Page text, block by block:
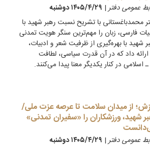
عمومی دفتر| ۱۴۰۵/۴/۲۹ دوشنبه
محمدباغستانی با تشریح نسبت رهبر شهید با
فارسی، زبان را مهم‌ترین سنگر هویت تمدنی
شهید با بهره‌گیری از ظرفیت شعر و ادبیات،
داد که در آن قدرت سیاسی، لطافت
در کنار یکدیگر معنا پیدا می‌کنند.
از میدان سلامت تا عرصه عزت ملی/
شهید، ورزشکاران را «سفیران تمدنی»
عمومی دفتر| ۱۴۰۵/۴/۲۹ دوشنبه